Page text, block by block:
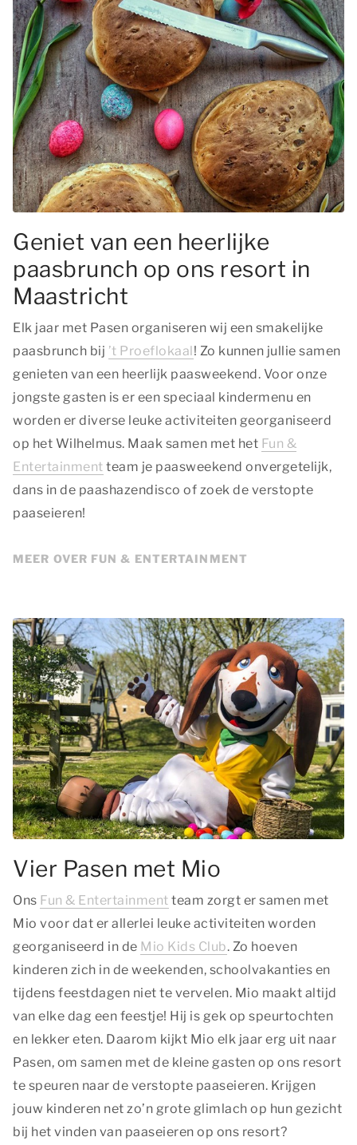
Geniet van een heerlijke
paasbrunch op ons resort in
Maastricht
Elk jaar met Pasen organiseren wij een smakelijke
paasbrunch bij ’t Proeflokaal! Zo kunnen jullie samen
genieten van een heerlijk paasweekend. Voor onze
jongste gasten is er een speciaal kindermenu en
worden er diverse leuke activiteiten georganiseerd
op het Wilhelmus. Maak samen met het Fun &
Entertainment team je paasweekend onvergetelijk,
dans in de paashazendisco of zoek de verstopte
paaseieren!
MEER OVER FUN & ENTERTAINMENT
Vier Pasen met Mio
Ons Fun & Entertainment team zorgt er samen met
Mio voor dat er allerlei leuke activiteiten worden
georganiseerd in de Mio Kids Club. Zo hoeven
kinderen zich in de weekenden, schoolvakanties en
tijdens feestdagen niet te vervelen. Mio maakt altijd
van elke dag een feestje! Hij is gek op speurtochten
en lekker eten. Daarom kijkt Mio elk jaar erg uit naar
Pasen, om samen met de kleine gasten op ons resort
te speuren naar de verstopte paaseieren. Krijgen
jouw kinderen net zo’n grote glimlach op hun gezicht
bij het vinden van paaseieren op ons resort?